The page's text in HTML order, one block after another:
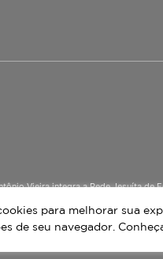
Vieira integra a Rede Jesuíta de
para melhorar sua
de seu navegador.